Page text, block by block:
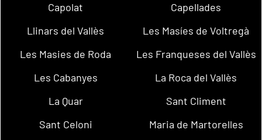
Capolat
Capellades
Llinars del Vallès
Les Masíes de Voltregà
Les Masies de Roda
Les Franqueses del Vallès
Les Cabanyes
La Roca del Vallès
La Quar
Sant Climent
Sant Celoni
Maria de Martorelles